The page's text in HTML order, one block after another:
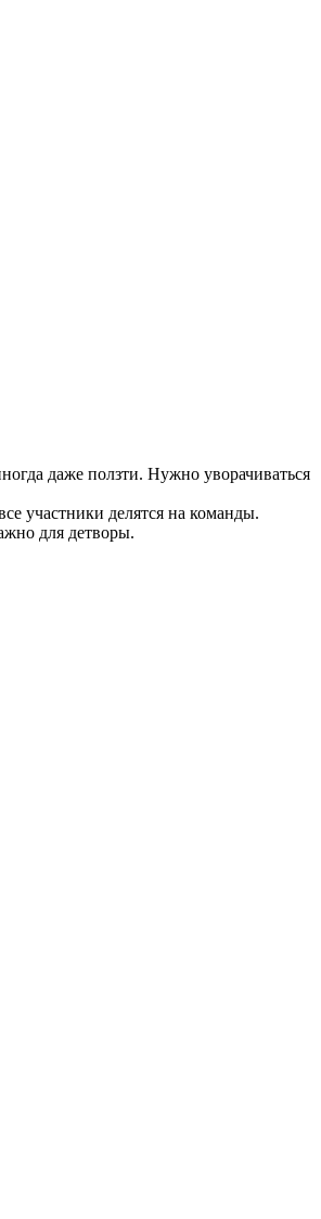
даже ползти. Нужно уворачиваться
участники делятся на команды.
для детворы.